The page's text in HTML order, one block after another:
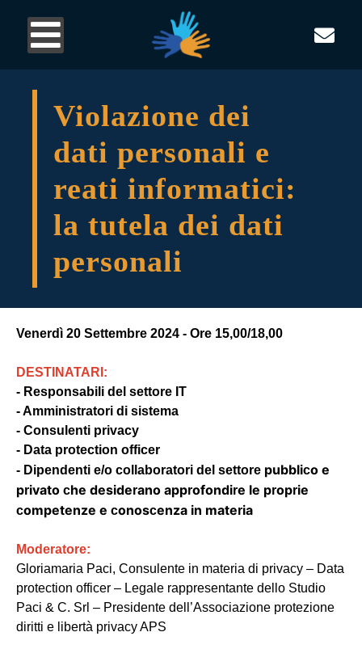
Violazione dei
dati personali e
reati informatici:
la tutela dei dati
personali
Venerdì 20 Settembre 2024 - Ore 15,00/18,00
DESTINATARI:
- Responsabili del settore IT
-Amministratori di sistema
- Consulenti privacy
- Data protection officer
- Dipendenti e/o collaboratori del settore pubblico e
privato che desiderano approfondire le proprie
competenze e conoscenza in materia
Moderatore:
Gloriamaria Paci, Consulente in materia di privacy – Data
protection officer – Legale rappresentante dello Studio
Paci & C. Srl – Presidente dell’Associazione protezione
diritti e libertà privacy APS